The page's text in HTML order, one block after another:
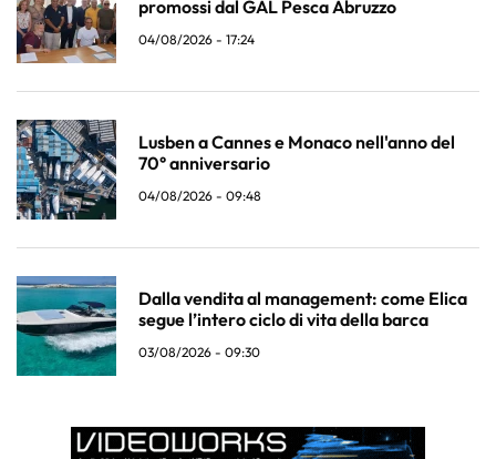
promossi dal GAL Pesca Abruzzo
04/08/2026 - 17:24
Lusben a Cannes e Monaco nell'anno del
70° anniversario
04/08/2026 - 09:48
Dalla vendita al management: come Elica
segue l’intero ciclo di vita della barca
03/08/2026 - 09:30